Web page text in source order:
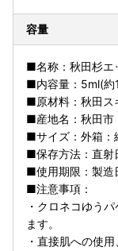
容量
■名称：秋田杉エ
■内容量：5ml(約
■原材料：秋田ス
■産地名：秋田市
■サイズ：外箱
■保存方法：直射
■使用期限：製造
■注意事項：
・クロネコゆう
ます。
・直接肌への使